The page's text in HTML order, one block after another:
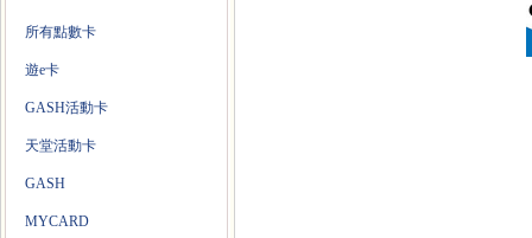
所有點數卡
遊e卡
GASH活動卡
天堂活動卡
GASH
MYCARD